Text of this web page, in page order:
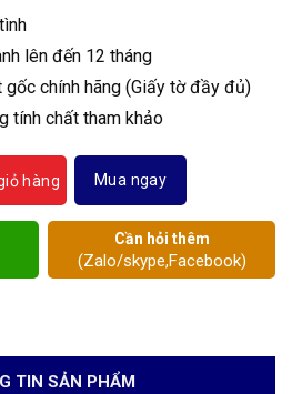
lên đến 12 tháng
gốc chính hãng (Giấy tờ đầy đủ)
tính chất tham khảo
khí nén số lượng
hàng Mua ngay
Cần hỏi thêm
(Zalo/skype,Facebook)
TIN SẢN PHẨM